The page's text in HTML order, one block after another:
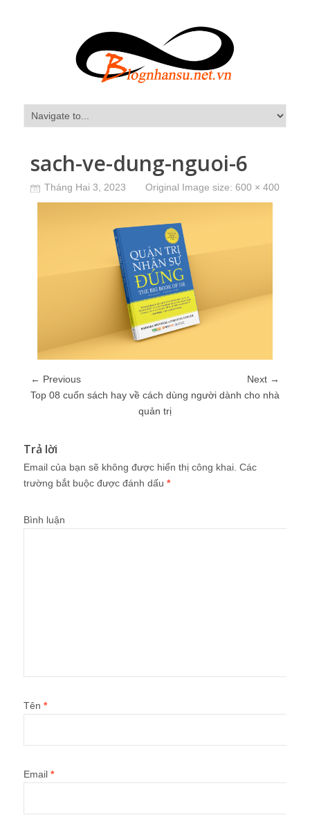
sach-ve-dung-nguoi-6
Tháng Hai 3, 2023 Original Image size: 600 × 400
← Previous
Next →
Top 08 cuốn sách hay về cách dùng người dành cho nhà
quản trị
Trả lời
Email của bạn sẽ không được hiển thị công khai. Các
trường bắt buộc được đánh dấu *
Bình luận
Tên *
Email *